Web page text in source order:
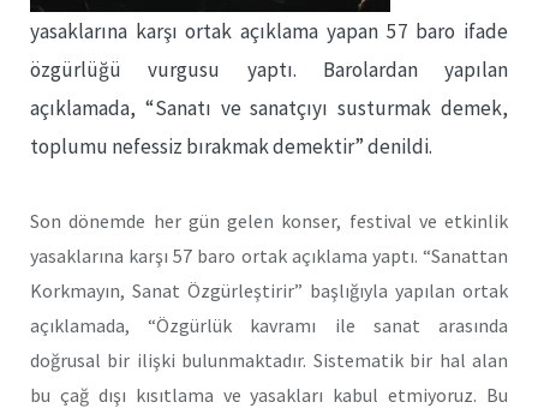
yasaklarına karşı ortak açıklama yapan 57 baro ifade
özgürlüğü vurgusu yaptı. Barolardan yapılan
açıklamada, “Sanatı ve sanatçıyı susturmak demek,
toplumu nefessiz bırakmak demektir” denildi.
Son dönemde her gün gelen konser, festival ve etkinlik
yasaklarına karşı 57 baro ortak açıklama yaptı. “Sanattan
Korkmayın, Sanat Özgürleştirir” başlığıyla yapılan ortak
açıklamada, “Özgürlük kavramı ile sanat arasında
doğrusal bir ilişki bulunmaktadır. Sistematik bir hal alan
bu çağ dışı kısıtlama ve yasakları kabul etmiyoruz. Bu